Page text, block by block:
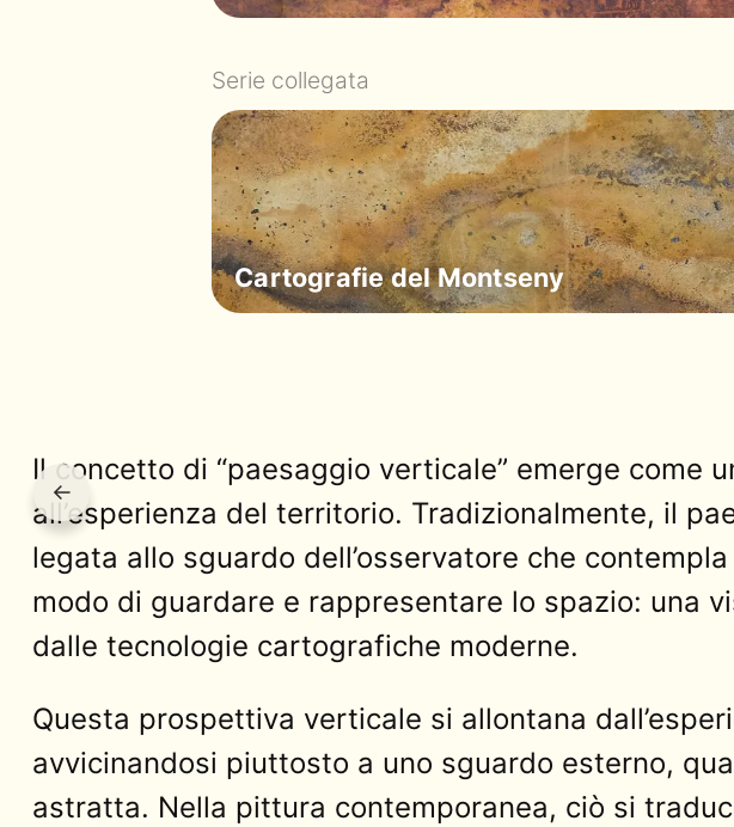
Serie collegata
Cartografie del Montseny
Il concetto di “paesaggio verticale” emerge come
all’esperienza del territorio. Tradizionalmente, il
legata allo sguardo dell’osservatore che
modo di guardare e rappresentare lo spazio: una
dalle tecnologie cartografiche moderne.
Questa prospettiva verticale si allontana
avvicinandosi piuttosto a uno sguardo esterno,
astratta. Nella pittura contemporanea, ciò si
←